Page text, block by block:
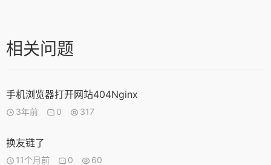
相关问题
手机浏览器打开网站404Nginx
3年前 0 317
换友链了
11个月前 0 60